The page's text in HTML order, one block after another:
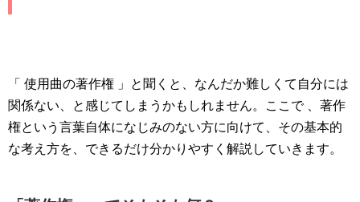
「 使用曲の著作権 」と聞くと、なんだか難しくて自分には
関係ない、と感じてしまうかもしれません。ここで 、著作
権という言葉自体になじみのない方に向けて、その基本的
な考え方を、できるだけ分かりやすく解説していきます。